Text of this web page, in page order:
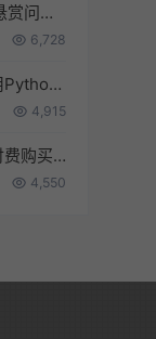
题）
6,728
？
4,915
购买？
4,550